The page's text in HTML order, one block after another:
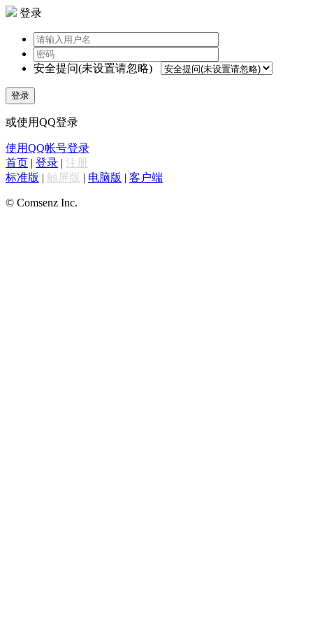
登录
安全提问(未设置请忽略)
登录
或使用QQ登录
使用QQ帐号登录
首页 | 登录 | 注册
标准版 | 触屏版 | 电脑版 | 客户端
© Comsenz Inc.